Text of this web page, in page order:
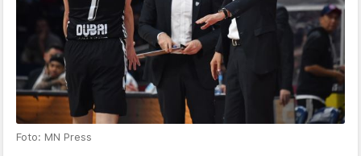
Foto: MN Press